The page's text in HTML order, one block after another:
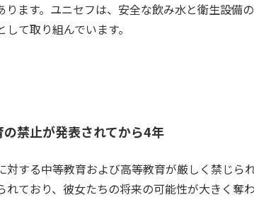
ます。ユニセフは、安全な飲み水と衛生設備
て取り組んでいます。
禁止が発表されてから4年
する中等教育および高等教育が厳しく禁じら
ており、彼女たちの将来の可能性が大きく奪